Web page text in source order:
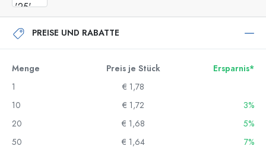
PREISE UND RABATTE
Menge Preis je Stück
Ersparnis*
1
€ 1,78
10
€ 1,72
3%
20
€ 1,68
5%
50
€ 1,64
7%